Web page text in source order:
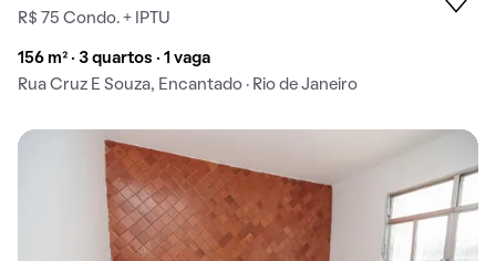
R$ 75 Condo. + IPTU
156 m² · 3 quartos · 1 vaga
Rua Cruz E Souza, Encantado · Rio de Janeiro